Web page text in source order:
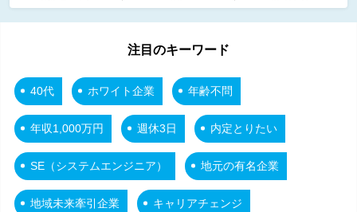
注目のキーワード
40代 ホワイト企業 年齢不問
年収1,000万円 週休3日 内定とりたい
SE（システムエンジニア） 地元の有名企業
地域未来牽引企業 キャリアチェンジ